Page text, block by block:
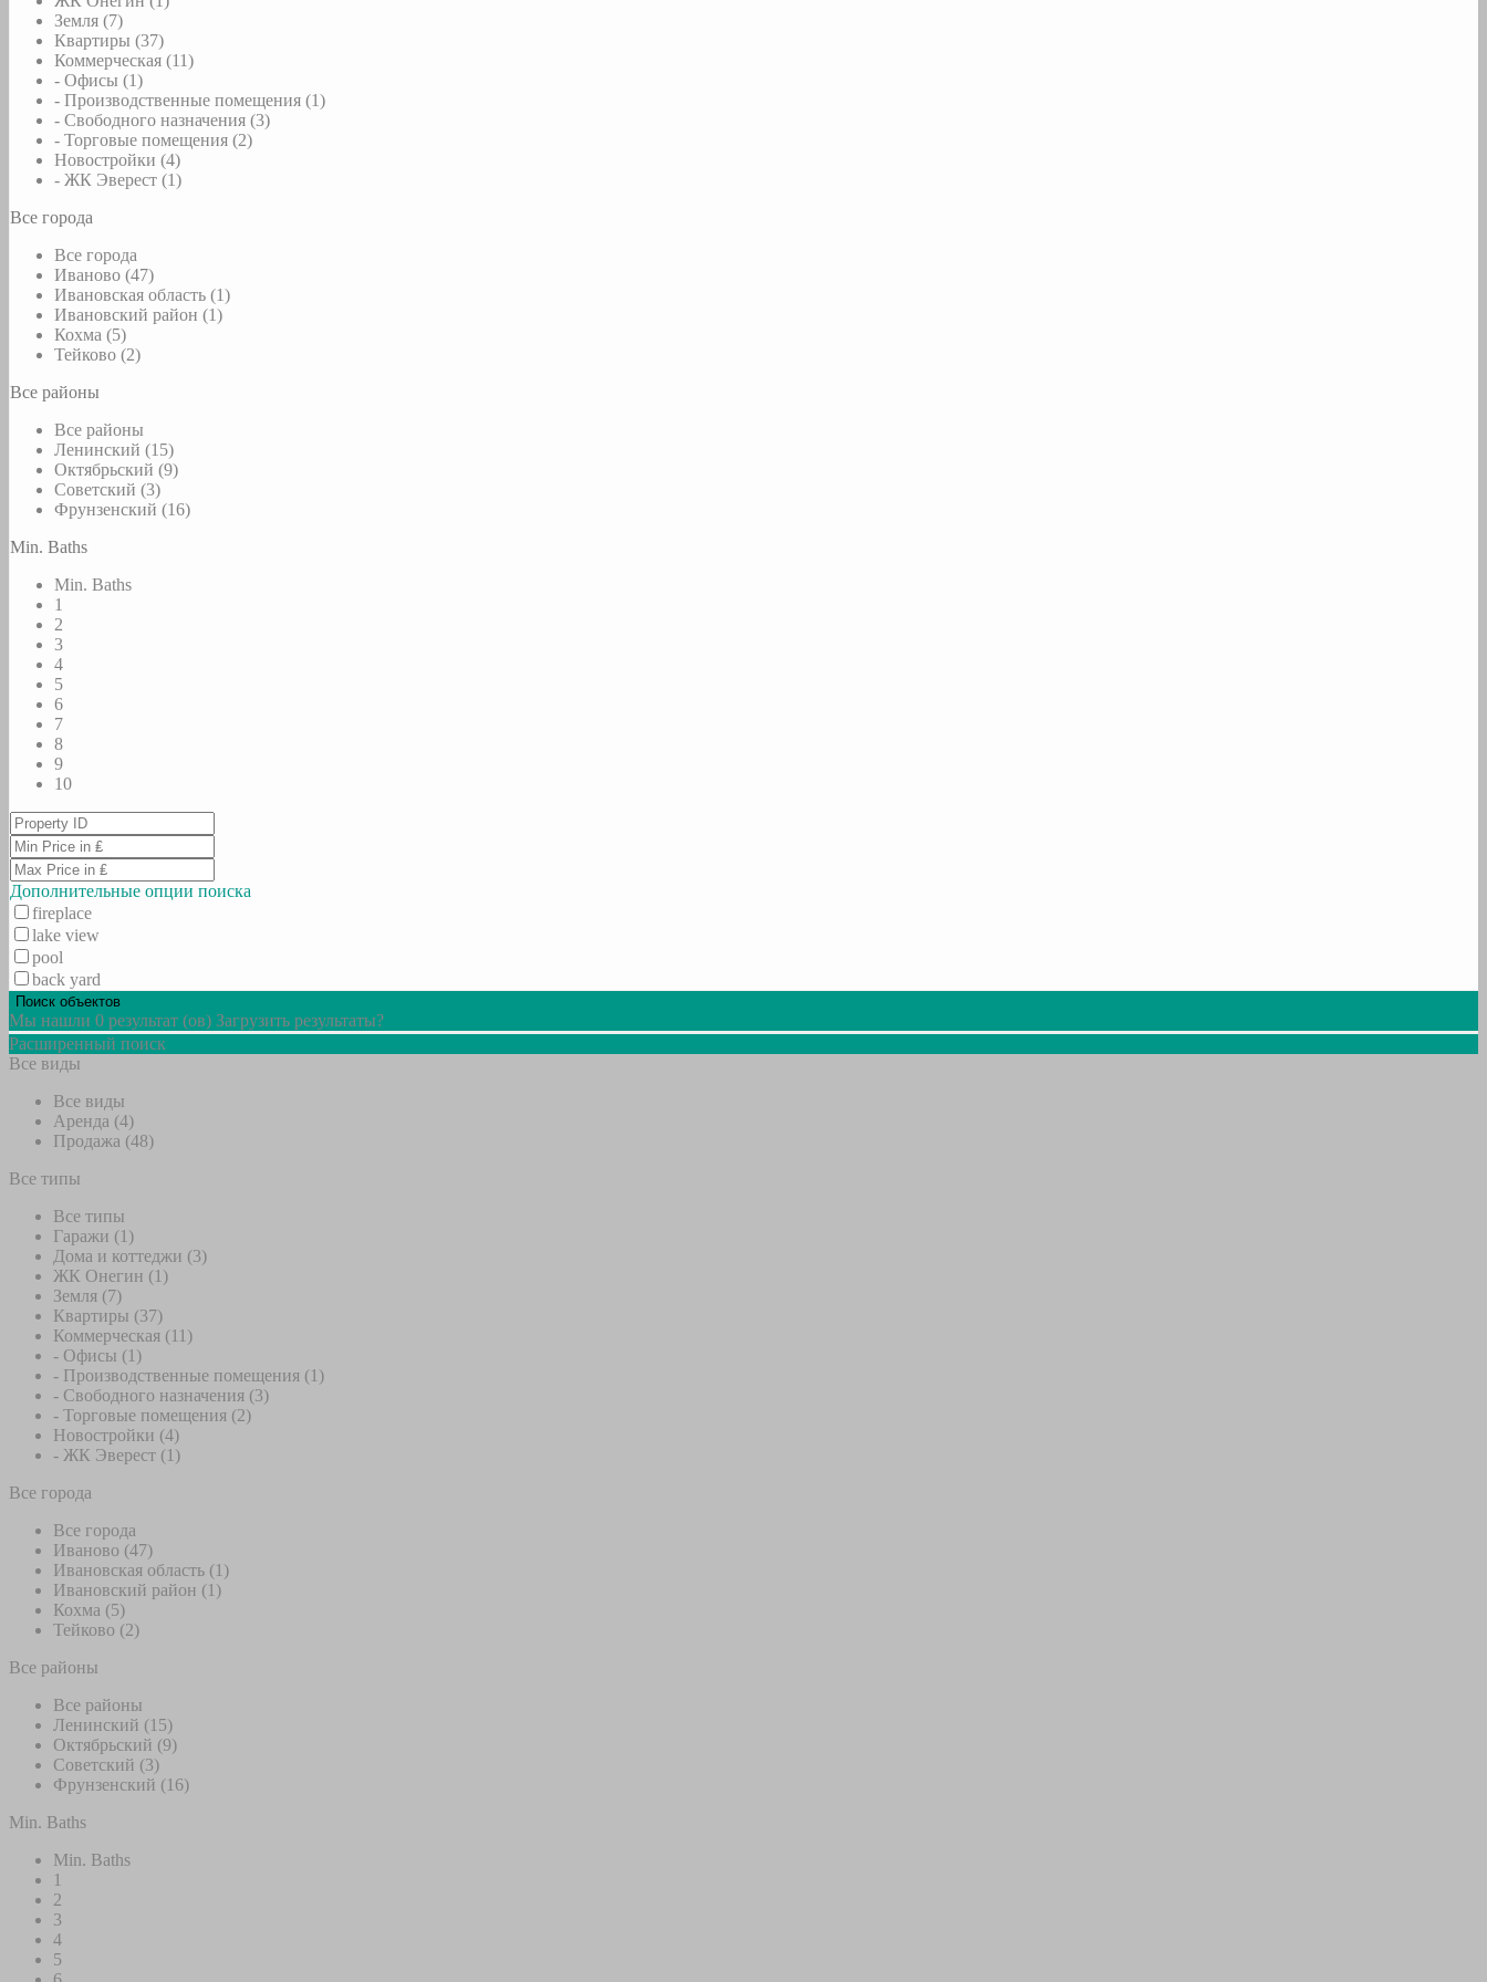
Земля (7)
Квартиры (37)
Коммерческая (11)
- Офисы (1)
- Производственные помещения (1)
- Свободного назначения (3)
- Торговые помещения (2)
Новостройки (4)
- ЖК Эверест (1)
Все города
Все города
Иваново (47)
Ивановская область (1)
Ивановский район (1)
Кохма (5)
Тейково (2)
Все районы
Все районы
Ленинский (15)
Октябрьский (9)
Советский (3)
Фрунзенский (16)
Min. Baths
Min. Baths
1
2
3
4
5
6
7
8
9
10
Дополнительные опции поиска
fireplace
lake view
pool
back yard
Мы нашли 0 результат (ов) Загрузить результаты?
Расширенный поиск
Все виды
Все виды
Аренда (4)
Продажа (48)
Все типы
Все типы
Гаражи (1)
Дома и коттеджи (3)
ЖК Онегин (1)
Земля (7)
Квартиры (37)
Коммерческая (11)
- Офисы (1)
- Производственные помещения (1)
- Свободного назначения (3)
- Торговые помещения (2)
Новостройки (4)
- ЖК Эверест (1)
Все города
Все города
Иваново (47)
Ивановская область (1)
Ивановский район (1)
Кохма (5)
Тейково (2)
Все районы
Все районы
Ленинский (15)
Октябрьский (9)
Советский (3)
Фрунзенский (16)
Min. Baths
Min. Baths
1
2
3
4
5